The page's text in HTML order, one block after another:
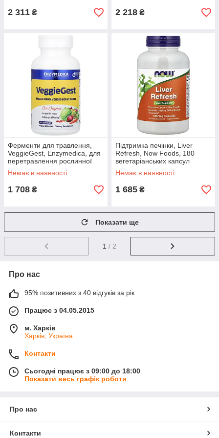
2 311 ₴ 2 218 ₴
Ферменти для травлення,
VeggieGest, Enzymedica, для
перетравлення рослинної
клітковини, 90 капсул
Немає в наявності
1 708 ₴
Підтримка печінки, Liver
Refresh, Now Foods, 180
вегетаріанських капсул
Немає в наявності
1 685 ₴
Показати ще
1 / 2
Про нас
95% позитивних з 40 відгуків за рік
Працює з 04.05.2015
м. Харків
Харків, Україна
Контакти
Сьогодні працює з 09:00 до 18:00
Показати весь графік роботи
Про нас
Контакти